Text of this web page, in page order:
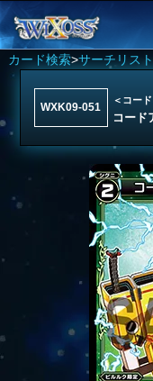
カード検索>サーチリスト
WXK09-051
＜コー
コー